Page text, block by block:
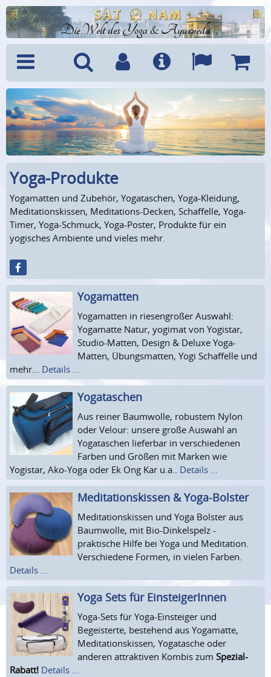
Die Welt des Yoga & Ayurveda
Menü SucheBenutzerkonto
Info Sprachen
Yoga-Produkte
Yogamatten und Zubehör, Yogataschen, Yoga-Kleidung,
Meditationskissen, Meditations-Decken, Schaffelle, Yoga-
Timer, Yoga-Schmuck, Yoga-Poster, Produkte für ein
yogisches Ambiente und vieles mehr.
Yogamatten
Yogamatten in riesengroßer Auswahl:
Yogamatte Natur, yogimat von Yogistar,
Studio-Matten, Design & Deluxe Yoga-
Matten, Übungsmatten, Yogi Schaffelle und
mehr... Details ...
Yogataschen
Aus reiner Baumwolle, robustem Nylon
oder Velour: unsere große Auswahl an
Yogataschen lieferbar in verschiedenen
Farben und Größen mit Marken wie
Yogistar, Ako-Yoga oder Ek Ong Kar u.a.. Details ...
Meditationskissen & Yoga-Bolster
Meditationskissen und Yoga Bolster aus
Baumwolle, mit Bio-Dinkelspelz -
praktische Hilfe bei Yoga und Meditation.
Verschiedene Formen, in vielen Farben.
Details ...
Yoga Sets für EinsteigerInnen
Yoga-Sets für Yoga-Einsteiger und
Begeisterte, bestehend aus Yogamatte,
Meditationskissen, Yogatasche oder
anderen attraktiven Kombis zumSpezial-
Rabatt! Details ...